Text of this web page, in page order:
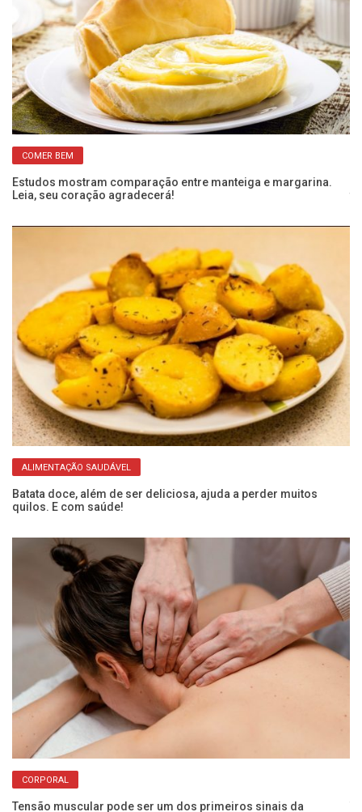
COMER BEM
Estudos mostram comparação entre manteiga e margarina.
Leia, seu coração agradecerá!
ALIMENTAÇÃO SAUDÁVEL
Batata doce, além de ser deliciosa, ajuda a perder muitos
quilos. E com saúde!
CORPORAL
Tensão muscular pode ser um dos primeiros sinais da